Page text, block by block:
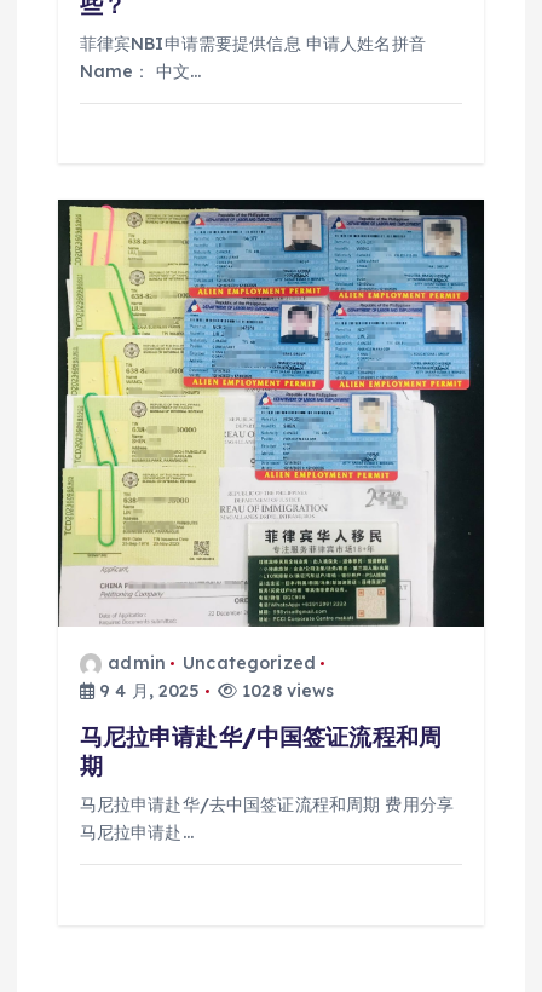
菲律宾NBI申请需要提供信息 申请人姓名拼音
Name： 中文…
admin
Uncategorized
9 4 月, 2025
1028 views
马尼拉申请赴华/中国签证流程和周
期
马尼拉申请赴华/去中国签证流程和周期 费用分享
马尼拉申请赴…